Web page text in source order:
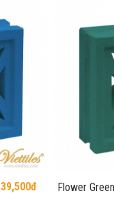
39,500đ Flower Green